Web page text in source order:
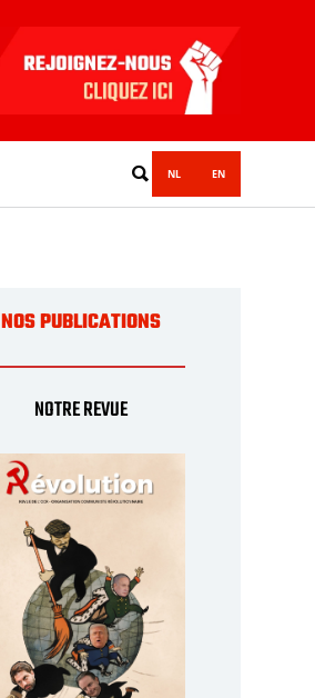
NL EN
NOS PUBLICATIONS
NOTRE REVUE